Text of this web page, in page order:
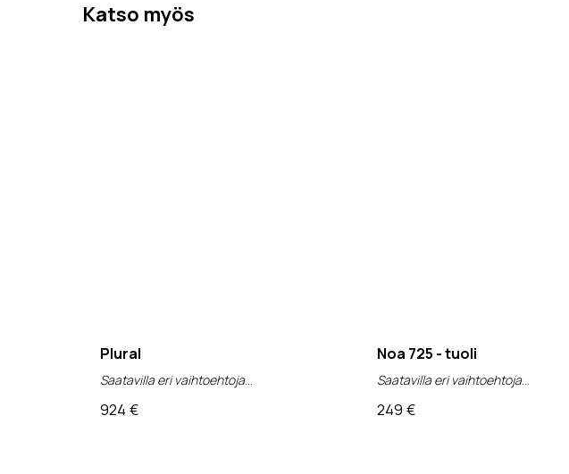
Katso myös
Plural
Saatavilla eri vaihtoehtoja
(alv 0%)
924 €
Noa 725 - tuoli
Saatavilla eri vaihtoehtoja
(alv 0%)
249 €